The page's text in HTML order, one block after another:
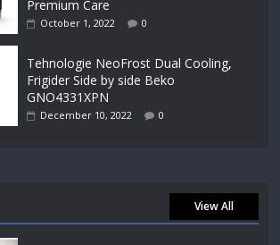
Premium Care
October 1, 2022 0
Tehnologie NeoFrost Dual Cooling,
Frigider Side by side Beko
GNO4331XPN
December 10, 2022 0
View All